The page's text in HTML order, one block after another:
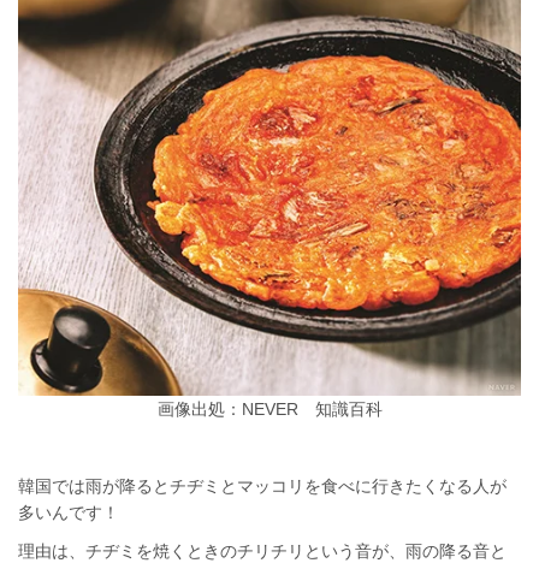
画像出処：NEVER 知識百科
韓国では雨が降るとチヂミとマッコリを食べに行きたくなる人が
多いんです！
理由は、チヂミを焼くときのチリチリという音が、雨の降る音と